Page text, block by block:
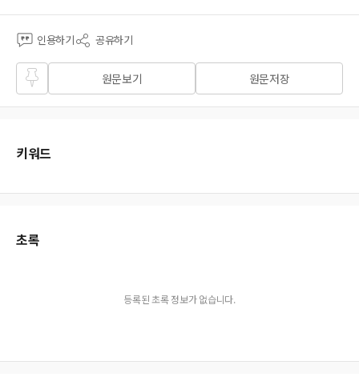
인용하기 공유하기
즐겨
찾기
원문보기 원문저장
키워드
초록
등록된 초록 정보가 없습니다.